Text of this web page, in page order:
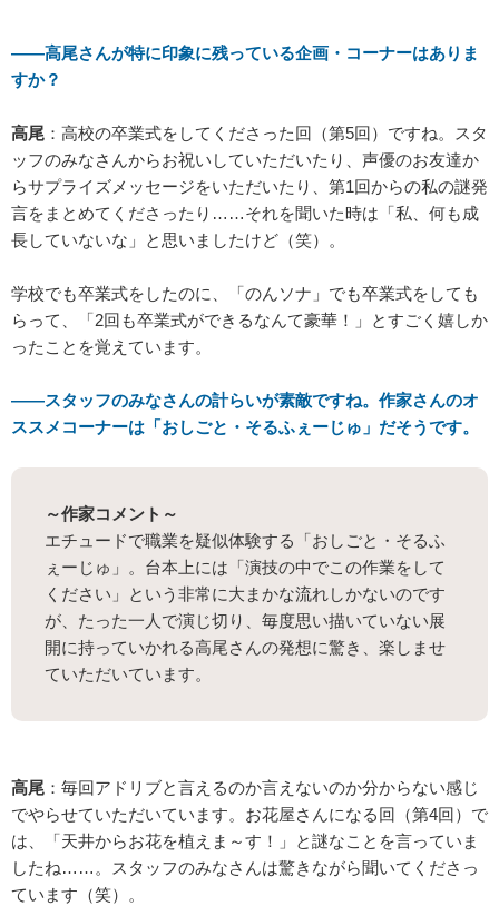
――高尾さんが特に印象に残っている企画・コーナーはありま
すか？
高尾 ：高校の卒業式をしてくださった回（第5回）ですね。スタ
ッフのみなさんからお祝いしていただいたり、声優のお友達か
らサプライズメッセージをいただいたり、第1回からの私の謎発
言をまとめてくださったり……それを聞いた時は「私、何も成
長していないな」と思いましたけど（笑）。
学校でも卒業式をしたのに、「のんソナ」でも卒業式をしても
らって、「2回も卒業式ができるなんて豪華！」とすごく嬉しか
ったことを覚えています。
――スタッフのみなさんの計らいが素敵ですね。作家さんのオ
ススメコーナーは「おしごと・そるふぇーじゅ」だそうです。
～作家コメント～
エチュードで職業を疑似体験する「おしごと・そるふ
ぇーじゅ」。台本上には「演技の中でこの作業をして
ください」という非常に大まかな流れしかないのです
が、たった一人で演じ切り、毎度思い描いていない展
開に持っていかれる高尾さんの発想に驚き、楽しませ
ていただいています。
高尾 ：毎回アドリブと言えるのか言えないのか分からない感じ
でやらせていただいています。お花屋さんになる回（第4回）で
は、「天井からお花を植えま～す！」と謎なことを言っていま
したね……。スタッフのみなさんは驚きながら聞いてくださっ
ています（笑）。